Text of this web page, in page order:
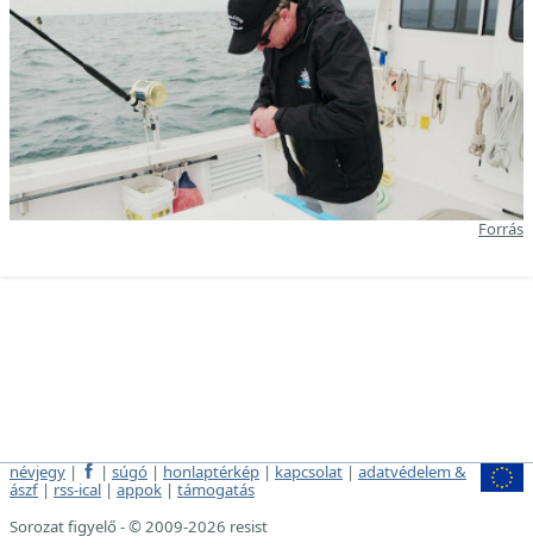
Forrás
névjegy | | súgó | honlaptérkép | kapcsolat | adatvédelem &
ászf | rss-ical | appok | támogatás
Sorozat figyelő - © 2009-2026 resist